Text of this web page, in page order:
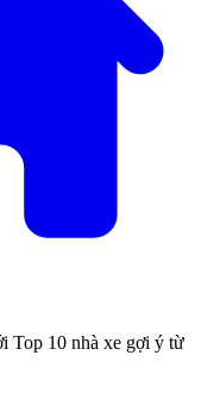
Top 10 nhà xe gợi ý từ